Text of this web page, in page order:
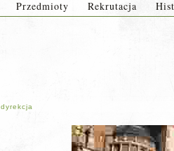
Przedmioty Rekrutacja
dyrekcja